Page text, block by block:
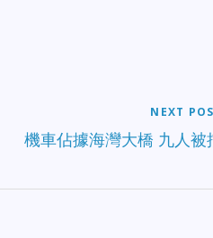
NEXT
機車佔據海灣大橋 九人被